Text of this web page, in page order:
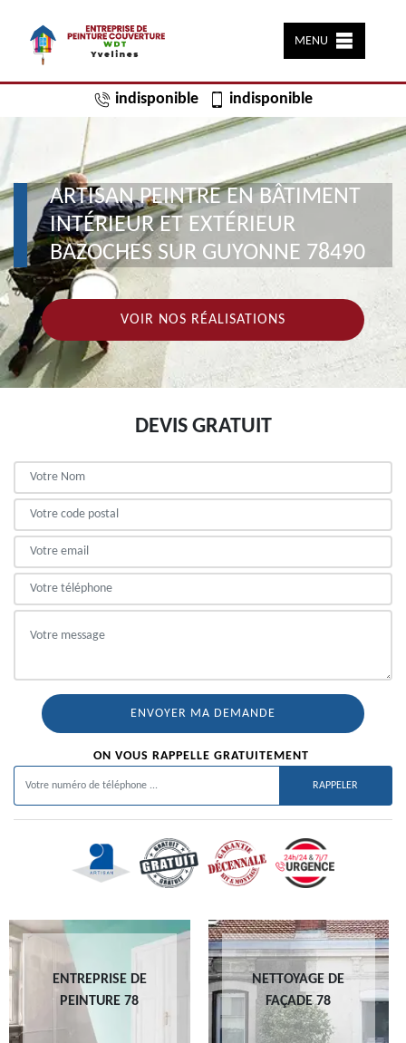
MENU
indisponible indisponible
ARTISAN PEINTRE EN BÂTIMENT
INTÉRIEUR ET EXTÉRIEUR
BAZOCHES SUR GUYONNE 78490
VOIR NOS RÉALISATIONS
DEVIS GRATUIT
ON VOUS RAPPELLE GRATUITEMENT
ENTREPRISE DE
PEINTURE 78
NETTOYAGE DE
FAÇADE 78